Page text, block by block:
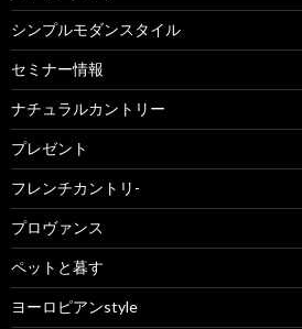
シンプルモダンスタイル
セミナー情報
ナチュラルカントリー
プレゼント
フレンチカントリ-
プロヴァンス
ペットと暮す
ヨーロピアンstyle